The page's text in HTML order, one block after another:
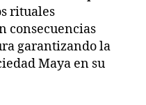
rituales
consecuencias
garantizando la
Maya en su